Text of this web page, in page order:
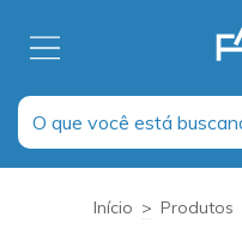
Início > Produtos